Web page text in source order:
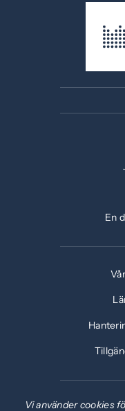
En
Vi använder cookies